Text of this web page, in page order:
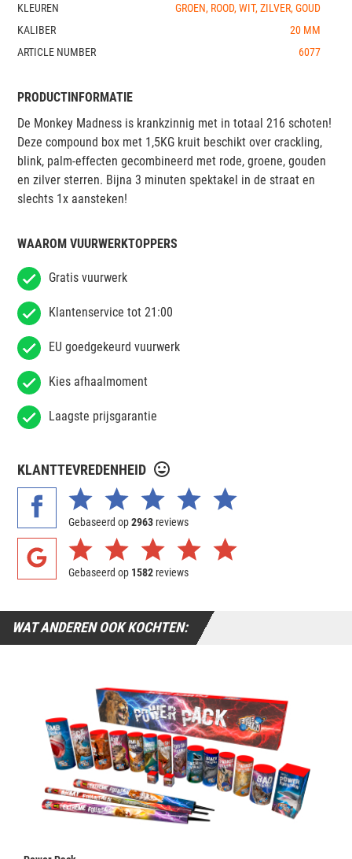
KLEUREN
GROEN, ROOD, WIT, ZILVER, GOUD
KALIBER
20 MM
ARTICLE NUMBER
6077
PRODUCTINFORMATIE
De Monkey Madness is krankzinnig met in totaal 216 schoten!
Deze compound box met 1,5KG kruit beschikt over crackling,
blink, palm-effecten gecombineerd met rode, groene, gouden
en zilver sterren. Bijna 3 minuten spektakel in de straat en
slechts 1x aansteken!
WAAROM VUURWERKTOPPERS
Gratis vuurwerk
Klantenservice tot 21:00
EU goedgekeurd vuurwerk
Kies afhaalmoment
Laagste prijsgarantie
KLANTTEVREDENHEID
Gebaseerd op2963 reviews
Gebaseerd op 1582 reviews
WAT ANDEREN OOK KOCHTEN: